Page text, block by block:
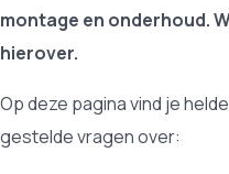
montage en onderhoud.
hierover.
Op deze pagina vind je
gestelde vragen over: